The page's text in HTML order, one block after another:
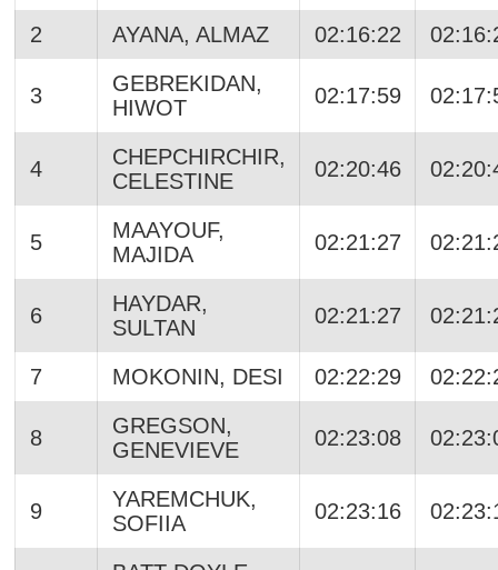
2 AYANA, ALMAZ 02:16:22
3
GEBREKIDAN,
HIWOT
02:17:59
4
CHEPCHIRCHIR,
CELESTINE
02:20:46
5
MAAYOUF,
MAJIDA
02:21:27
6
HAYDAR,
SULTAN
02:21:27
7 MOKONIN, DESI 02:22:29
8
GREGSON,
GENEVIEVE
02:23:08
9
YAREMCHUK,
SOFIIA
02:23:16